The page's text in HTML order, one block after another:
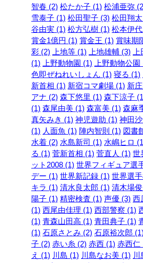
智春 (2) 松たか子 (1) 松浦亜弥
雪泰子 (1) 松田聖子 (3) 松田翔
谷由実 (1) 松方弘樹 (1) 松本伊
賞金1億円 (1) 賞金王 (1) 賞味期
彩 (2)
上地等 (1) 上地雄輔 (3)
(1)
上野動物園 (1)
上野動物公園
色即ぜねれいしょん (1) 寝る (1)
新首相 (1) 新宿コマ劇場 (1) 新
アナ (2) 森下悠里 (1) 森下涼子
(1) 森尾由美 (1) 森富美 (1) 森麻
真矢みき (1) 神児遊助 (1) 神田
(1) 人面魚 (1) 陣内智則 (1) 図書
水着 (2) 水島新司 (1) 水嶋ヒロ
る (1) 菅新首相 (1) 菅直人 (1) 世
ット2008 (1) 世界フィギュア選
デー (1) 世界新記録 (1) 世界選
キラ (1) 清水良太郎 (1) 清木場
陽子 (1) 精密検査 (1) 声優 (3) 西
(1) 西尾由佳理 (1) 西部警察 (1)
(1) 青森山田高 (1) 青田典子 (1)
(1) 石原さとみ (2) 石原裕次郎
子 (2) 赤い糸 (2) 赤西 (1) 赤西仁
え (1) 川島 (1) 川島なお美 (1)